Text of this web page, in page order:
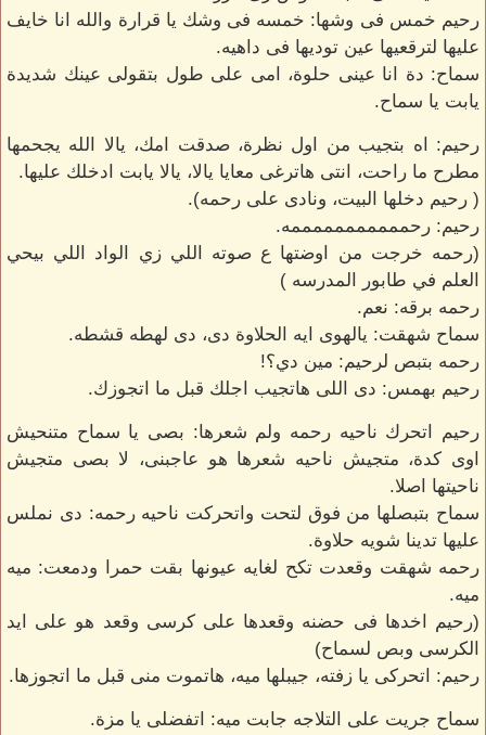
رحيم خمس فى وشها: خمسه فى وشك يا قرارة والله انا خايف
عليها لترقعيها عين توديها فى داهيه.
سماح: دة انا عينى حلوة، امى على طول بتقولى عينك شديدة
يابت يا سماح.
رحيم: اه بتجيب من اول نظرة، صدقت امك، يالا الله يجحمها
مطرح ما راحت، انتى هاترغى معايا يالا، يالا يابت ادخلك عليها.
( رحيم دخلها البيت، ونادى على رحمه).
رحيم: رحمممممممممممه.
(رحمه خرجت من اوضتها ع صوته اللي زي الواد اللي بيحي
العلم في طابور المدرسه )
رحمه برقه: نعم.
سماح شهقت: يالهوى ايه الحلاوة دى، دى لهطه قشطه.
رحمه بتبص لرحيم: مين دي؟!
رحيم بهمس: دى اللى هاتجيب اجلك قبل ما اتجوزك.
رحيم اتحرك ناحيه رحمه ولم شعرها: بصى يا سماح متنحيش
اوى كدة، متجيش ناحيه شعرها هو عاجبنى، لا بصى متجيش
ناحيتها اصلا.
سماح بتبصلها من فوق لتحت واتحركت ناحيه رحمه: دى نملس
عليها تدينا شويه حلاوة.
رحمه شهقت وقعدت تكح لغايه عيونها بقت حمرا ودمعت: ميه
ميه.
(رحيم اخدها فى حضنه وقعدها على كرسى وقعد هو على ايد
الكرسى وبص لسماح)
رحيم: اتحركى يا زفته، جيبلها ميه، هاتموت منى قبل ما اتجوزها.
سماح جريت على التلاجه جابت ميه: اتفضلى يا مزة.